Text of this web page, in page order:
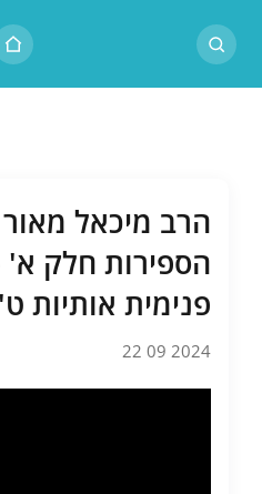
לתוכן
הרב מיכאל
הספירות חלק
פנימית אותיות
2024 09 22